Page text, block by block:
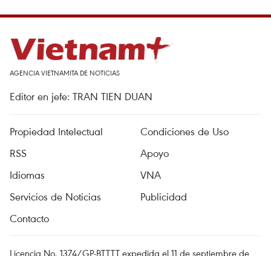
AGENCIA VIETNAMITA DE NOTICIAS
Editor en jefe: TRAN TIEN DUAN
Propiedad Intelectual
Condiciones de Uso
RSS
Apoyo
Idiomas
VNA
Servicios de Noticias
Publicidad
Contacto
Licencia No. 1374/GP-BTTTT expedida el 11 de septiembre de